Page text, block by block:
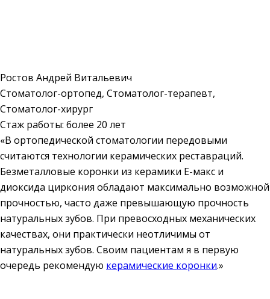
Ростов Андрей Витальевич
Стоматолог-ортопед, Стоматолог-терапевт,
Стоматолог-хирург
Стаж работы: более 20 лет
«В ортопедической стоматологии передовыми
считаются технологии керамических реставраций.
Безметалловые коронки из керамики Е-макс и
диоксида циркония обладают максимально возможной
прочностью, часто даже превышающую прочность
натуральных зубов. При превосходных механических
качествах, они практически неотличимы от
натуральных зубов. Своим пациентам я в первую
очередь рекомендую керамические коронки.»